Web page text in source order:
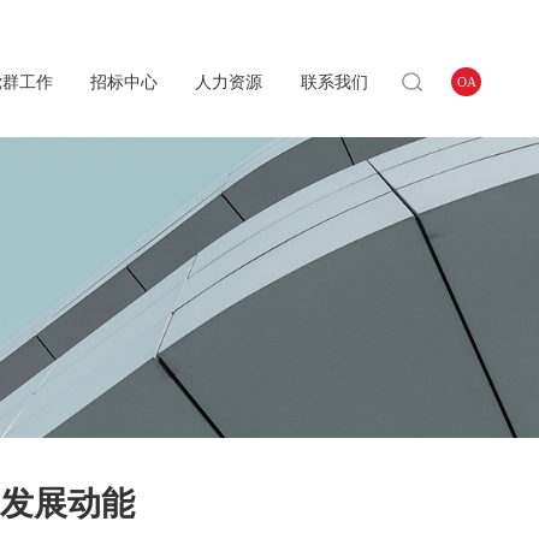
工作 招标中心 人力资源 联系我们 OA
展动能